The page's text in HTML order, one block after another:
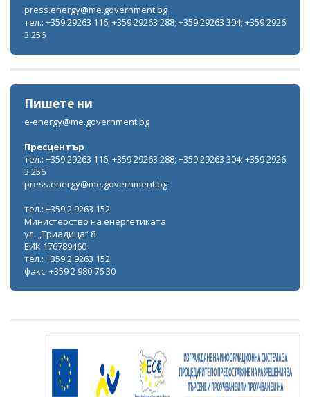
press.energy@me.government.bg
тел.: +359 29263 116; +359 29263 288; +359 29263 304; +359 2926
3 256
Пишете ни
e-energy@me.government.bg
Пресцентър
тел.: +359 29263 116; +359 29263 288; +359 29263 304; +359 2926
3 256
press.energy@me.government.bg
тел.: +359 2 9263 152
Министерство на енергетиката
ул. „Триадица“ 8
ЕИК 176789460
тел.: +359 2 9263 152
факс: +359 2 980 76 30